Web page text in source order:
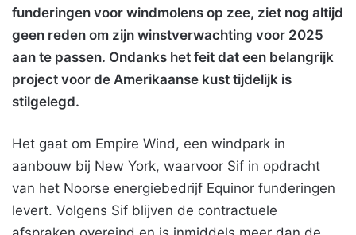
funderingen voor windmolens op zee, ziet nog altijd
geen reden om zijn winstverwachting voor 2025
aan te passen. Ondanks het feit dat een belangrijk
project voor de Amerikaanse kust tijdelijk is
stilgelegd.
Het gaat om Empire Wind, een windpark in
aanbouw bij New York, waarvoor Sif in opdracht
van het Noorse energiebedrijf Equinor funderingen
levert. Volgens Sif blijven de contractuele